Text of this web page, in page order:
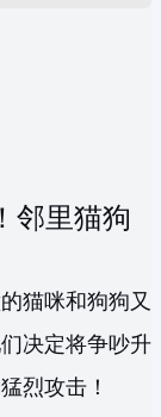
邻里猫狗
猫咪和狗狗又
决定将争吵升
烈攻击！